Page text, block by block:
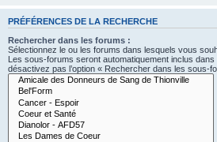
PRÉFÉRENCES DE LA RECHERCHE
Rechercher dans les forums :
Sélectionnez le ou les forums dans lesquels vous
Les sous-forums seront automatiquement inclus
désactivez pas l’option « Rechercher dans les sous-